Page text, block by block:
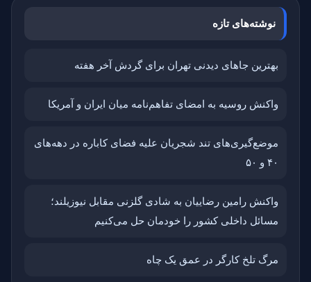
نوشته‌های تازه
بهترین جاهای دیدنی تهران برای گردش آخر هفته
واکنش روسیه به امضای تفاهم‌نامه میان ایران و آمریکا
موضع‌گیری‌های تند شجریان علیه فضای کاباره در دهه‌های
۴۰ و ۵۰
واکنش رامین رضاییان به شادی گلزنی مقابل نیوزیلند؛
مسائل داخلی کشور را خودمان حل می‌کنیم
مرگ تلخ کارگر در عمق یک چاه